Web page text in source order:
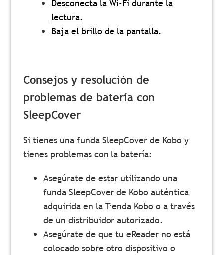
Desconecta la Wi-Fi durante la
lectura.
Baja el brillo de la pantalla.
Consejos y resolución de
problemas de batería con
SleepCover
Si tienes una funda SleepCover de Kobo y
tienes problemas con la batería:
Asegúrate de estar utilizando una
funda SleepCover de Kobo auténtica
adquirida en la Tienda Kobo o a través
de un distribuidor autorizado.
Asegúrate de que tu eReader no está
colocado sobre otro dispositivo o